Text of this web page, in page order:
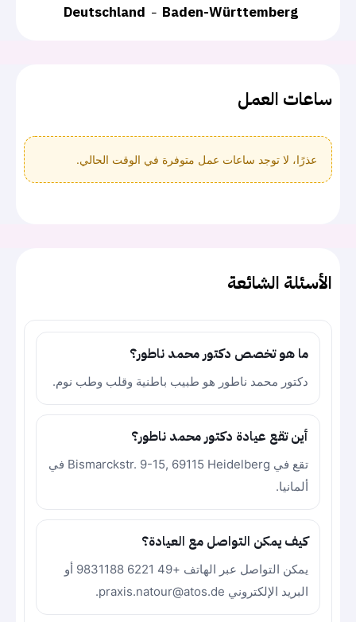
Deutschland
Baden-Württemberg
ساعات العمل
عذرًا، لا توجد ساعات عمل متوفرة في الوقت الحالي.
الأسئلة الشائعة
ما هو تخصص دكتور محمد ناطور؟
دكتور محمد ناطور هو طبيب باطنية وقلب وطب نوم.
أين تقع عيادة دكتور محمد ناطور؟
تقع في Bismarckstr. 9-15, 69115 Heidelberg في
ألمانيا.
كيف يمكن التواصل مع العيادة؟
يمكن التواصل عبر الهاتف +49 6221 9831188 أو
البريد الإلكتروني praxis.natour@atos.de.